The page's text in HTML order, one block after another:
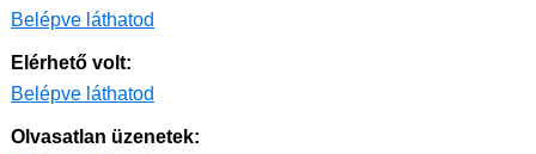
Belépve láthatod
Elérhető volt:
Belépve láthatod
Olvasatlan üzenetek: